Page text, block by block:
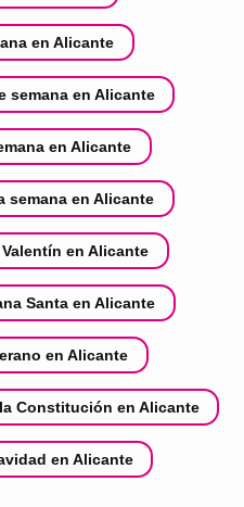
en Alicante
semana en Alicante
en Alicante
semana en Alicante
en Alicante
Santa en Alicante
en Alicante
Constitución en Alicante
en Alicante